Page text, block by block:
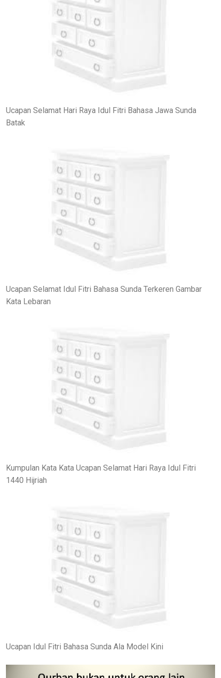
Ucapan Selamat Hari Raya Idul Fitri Bahasa Jawa Sunda
Batak
Ucapan Selamat Idul Fitri Bahasa Sunda Terkeren Gambar
Kata Lebaran
Kumpulan Kata Kata Ucapan Selamat Hari Raya Idul Fitri
1440 Hijriah
Ucapan Idul Fitri Bahasa Sunda Ala Model Kini